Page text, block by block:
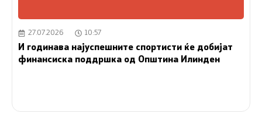
27.07.2026 10:57
И годинава најуспешните спортисти ќе добијат
финансиска поддршка од Општина Илинден